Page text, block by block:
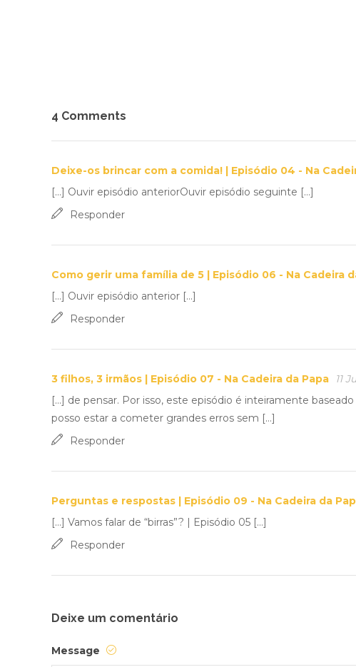
4 Comments
Deixe-os brincar com a comida! | Episódio 04 - Na
[…] Ouvir episódio anteriorOuvir episódio seguinte […]
Responder
Como gerir uma família de 5 | Episódio 06 - Na Cadeira
[…] Ouvir episódio anterior […]
Responder
3 filhos, 3 irmãos | Episódio 07 - Na Cadeira da Papa
11
[…] de pensar. Por isso, este episódio é inteiramente
posso estar a cometer grandes erros sem […]
Responder
Perguntas e respostas | Episódio 09 - Na Cadeira da
[…] Vamos falar de “birras”? | Episódio 05 […]
Responder
Deixe um comentário
Message